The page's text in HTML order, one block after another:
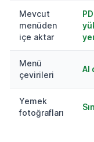
Mevcut
menüden
içe aktar
Menü
çevirileri
AI
Yemek
fotoğrafları